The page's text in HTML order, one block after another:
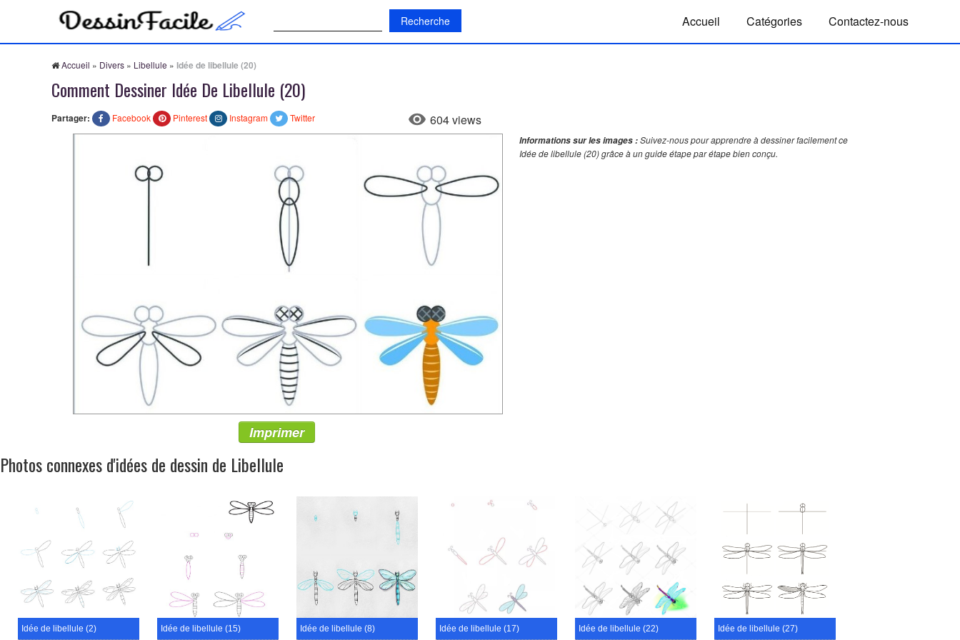
Accueil Catégories Contactez-nous
Accueil » Divers » Libellule » Idée de libellule (20)
Comment Dessiner Idée De Libellule (20)
Partager: Facebook Pinterest Instagram Twitter 604 views
Informations sur les images :Suivez-nous pour apprendre à dessiner facilement ce
Idée de libellule (20) grâce à un guide étape par étape bien conçu.
Imprimer
Photos connexes d'idées de dessin de Libellule
Idée de libellule (2) Idée de libellule (15) Idée de libellule (8) Idée de libellule (17) Idée de libellule (22) Idée de libellule (27)